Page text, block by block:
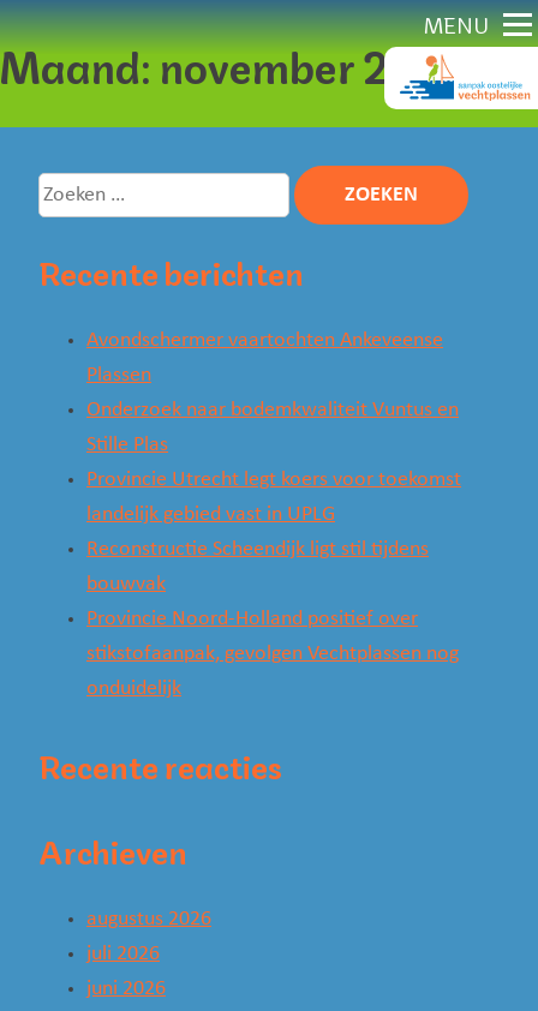
naar
content
MENU
Maand: november 2024
Zoeken
naar:
Recente berichten
Avondschermer vaartochten Ankeveense
Plassen
Onderzoek naar bodemkwaliteit Vuntus en
Stille Plas
Provincie Utrecht legt koers voor toekomst
landelijk gebied vast in UPLG
Reconstructie Scheendijk ligt stil tijdens
bouwvak
Provincie Noord-Holland positief over
stikstofaanpak, gevolgen Vechtplassen nog
onduidelijk
Recente reacties
Archieven
augustus 2026
juli 2026
juni 2026